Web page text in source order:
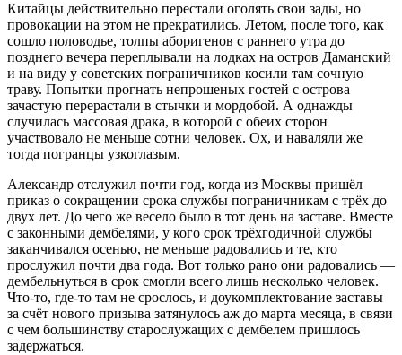
Китайцы действительно перестали оголять свои зады, но
провокации на этом не прекратились. Летом, после того, как
сошло половодье, толпы аборигенов с раннего утра до
позднего вечера переплывали на лодках на остров Даманский
и на виду у советских пограничников косили там сочную
траву. Попытки прогнать непрошеных гостей с острова
зачастую перерастали в стычки и мордобой. А однажды
случилась массовая драка, в которой с обеих сторон
участвовало не меньше сотни человек. Ох, и наваляли же
тогда погранцы узкоглазым.
Александр отслужил почти год, когда из Москвы пришёл
приказ о сокращении срока службы пограничникам с трёх до
двух лет. До чего же весело было в тот день на заставе. Вместе
с законными дембелями, у кого срок трёхгодичной службы
заканчивался осенью, не меньше радовались и те, кто
прослужил почти два года. Вот только рано они радовались —
дембельнуться в срок смогли всего лишь несколько человек.
Что-то, где-то там не срослось, и доукомплектование заставы
за счёт нового призыва затянулось аж до марта месяца, в связи
с чем большинству старослужащих с дембелем пришлось
задержаться.